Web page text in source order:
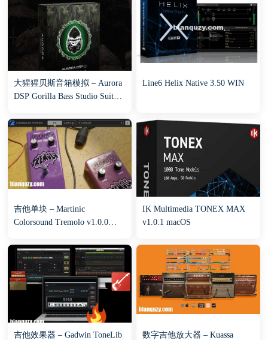
大猩猩贝斯音箱模拟 – Aurora
DSP Gorilla Bass Studio Suite
Line6 Helix Native 3.50 WIN
吉他单块 – Martinic
Colorsound Tremolo v1.0.0
IK Multimedia TONEX MAX
v1.0.1 macOS
吉他效果器 – Gadwin ToneLib
数字吉他放大器 – Kuassa